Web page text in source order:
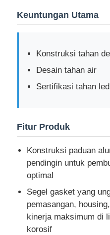
Produk
Wisata pabrik
Kontrol kualitas
Keuntungan Utama
Konstruksi tahan
Desain tahan air
Sertifikasi tahan
Fitur Produk
Konstruksi paduan
pendingin untuk
optimal
Segel gasket yang
pemasangan,
kinerja maksimum di
korosif